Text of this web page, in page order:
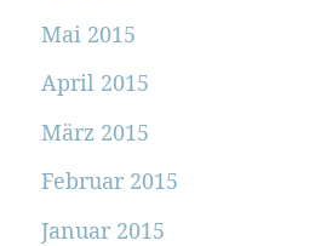
Mai 2015
April 2015
März 2015
Februar 2015
Januar 2015